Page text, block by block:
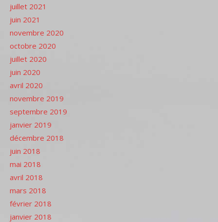
juillet 2021
juin 2021
novembre 2020
octobre 2020
juillet 2020
juin 2020
avril 2020
novembre 2019
septembre 2019
janvier 2019
décembre 2018
juin 2018
mai 2018
avril 2018
mars 2018
février 2018
janvier 2018